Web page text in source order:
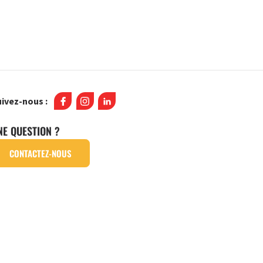
nous :
QUESTION ?
CONTACTEZ-NOUS